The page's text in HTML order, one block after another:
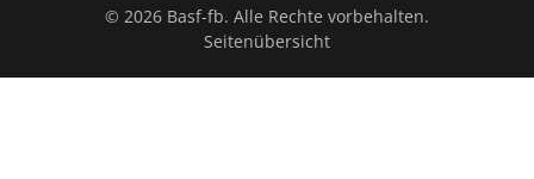
© 2026 Basf-fb. Alle Rechte vorbehalten.
Seitenübersicht